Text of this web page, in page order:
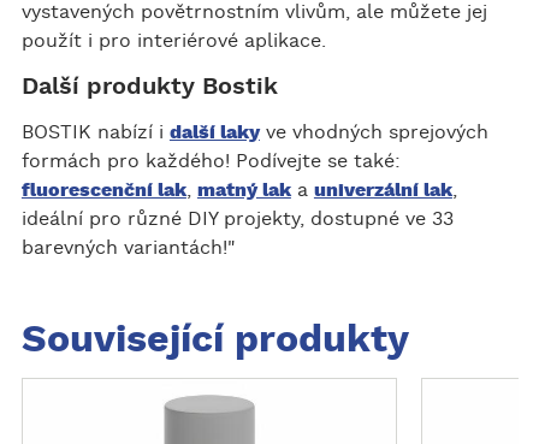
vystavených povětrnostním vlivům, ale můžete jej
použít i pro interiérové ​​aplikace.
Další produkty Bostik
BOSTIK nabízí i další lakyve vhodných sprejových
formách pro každého! Podívejte se také:
fluorescenční lak, matný laka univerzální lak,
ideální pro různé DIY projekty, dostupné ve 33
barevných variantách!"
Související produkty